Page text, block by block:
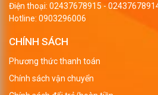
Điện thoại: 02437678915 -
Hotline: 0903296006
CHÍNH SÁCH
Phương thức thanh toán
Chính sách vận chuyển